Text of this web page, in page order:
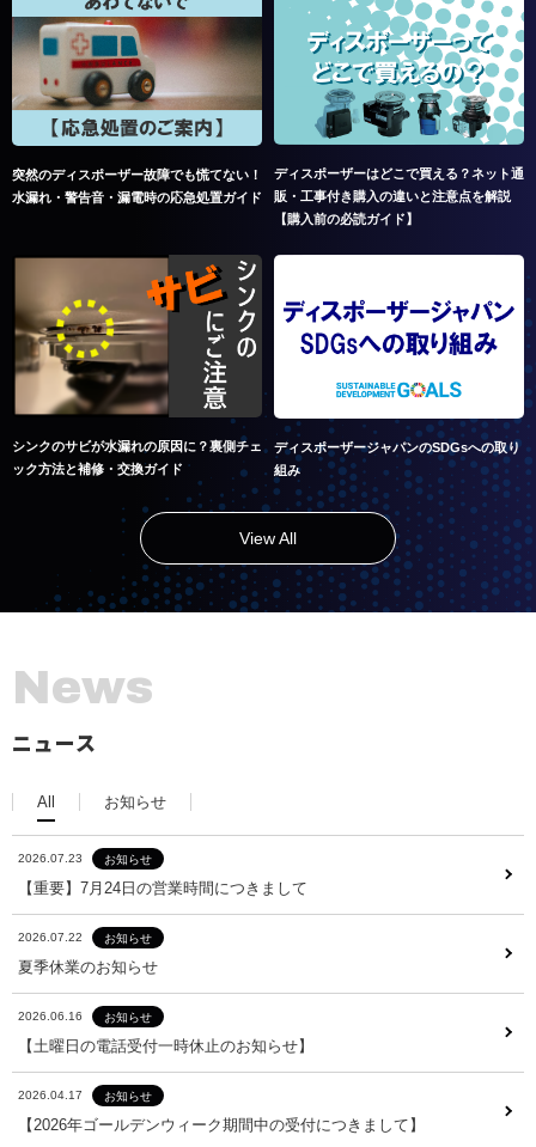
突然のディスポーザー故障でも慌てない！
水漏れ・警告音・漏電時の応急処置ガイド
ディスポーザーはどこで買える？ネット通
販・工事付き購入の違いと注意点を解説
【購入前の必読ガイド】
シンクのサビが水漏れの原因に？裏側チェ
ック方法と補修・交換ガイド
ディスポーザージャパンのSDGsへの取り
組み
View All
News
ニュース
All お知らせ
2026.07.23 お知らせ
【重要】7月24日の営業時間につきまして
2026.07.22 お知らせ
夏季休業のお知らせ
2026.06.16 お知らせ
【土曜日の電話受付一時休止のお知らせ】
2026.04.17 お知らせ
【2026年ゴールデンウィーク期間中の受付につきまして】
お知らせ
【重要】7月24日の営業時間につきまして
お知らせ
夏季休業のお知らせ
お知らせ
【土曜日の電話受付一時休止のお知らせ】
お知らせ
【2026年ゴールデンウィーク期間中の受付につきまして】